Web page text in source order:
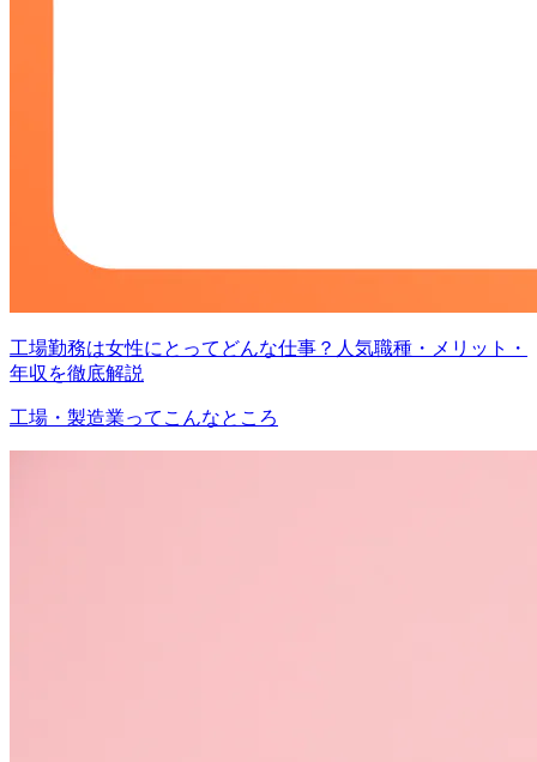
工場勤務は女性にとってどんな仕事？人気職種・メリット・
年収を徹底解説
工場・製造業ってこんなところ